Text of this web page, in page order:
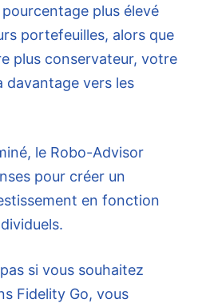
plus élevé
portefeuilles, alors que
plus conservateur, votre
davantage vers les
le Robo-Advisor
pour créer un
en fonction
si vous souhaitez
Fidelity Go, vous